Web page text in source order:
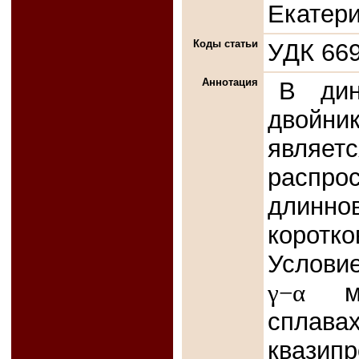
Коды статьи УДК
Аннотация
В
γ−α